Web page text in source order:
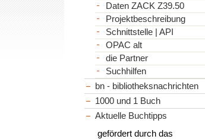
Daten ZACK Z39.50
Projektbeschreibung
Schnittstelle | API
OPAC alt
die Partner
Suchhilfen
bn - bibliotheksnachrichten
1000 und 1 Buch
Aktuelle Buchtipps
gefördert durch das